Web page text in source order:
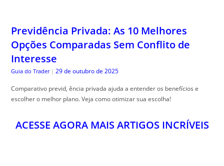
Previdência Privada: As 10 Melhores
Opções Comparadas Sem Conflito de
Interesse
Guia do Trader | 29 de outubro de 2025
Comparativo previd, ência privada ajuda a entender os benefícios e
escolher o melhor plano. Veja como otimizar sua escolha!
ACESSE AGORA MAIS ARTIGOS INCRÍVEIS